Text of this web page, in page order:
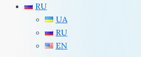
RU
UA
RU
EN